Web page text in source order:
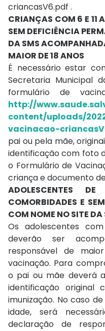
criancasV6.pdf .
CRIANÇAS COM 6 E 11
SEM DEFICIÊNCIA
DA SMS
MAIOR DE 18 ANOS
É necessário estar
Secretaria Municipal
formulário de
http://
content/uploads/
vacinacao-
pai ou pela mãe,
identificação com foto
o Formulário de
criança e documento
ADOLESCENTES
COMORBIDADES E
COM NOME NO SITE DA
Os adolescentes
deverão ser
responsável de
vacinação. Para
o pai ou mãe deverá
identificação
imunização. No caso
idade, será
declaração de